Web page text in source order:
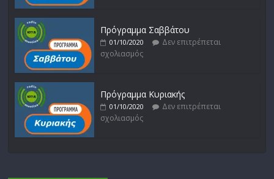
Πρόγραμμα Σαββάτου
01/10/2020
Δεν επιτρέπεται
σχολιασμός
Πρόγραμμα Κυριακής
01/10/2020
Δεν επιτρέπεται
σχολιασμός